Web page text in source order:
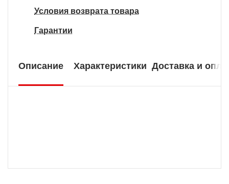
Условия возврата товара
Гарантии
Описание Характеристики Доставка и